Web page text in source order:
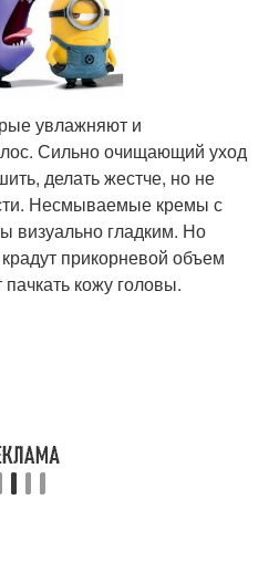
увлажняют и
Сильно очищающий уход
делать жестче, но не
Несмываемые кремы с
визуально гладким. Но
прикорневой объем
кожу головы.